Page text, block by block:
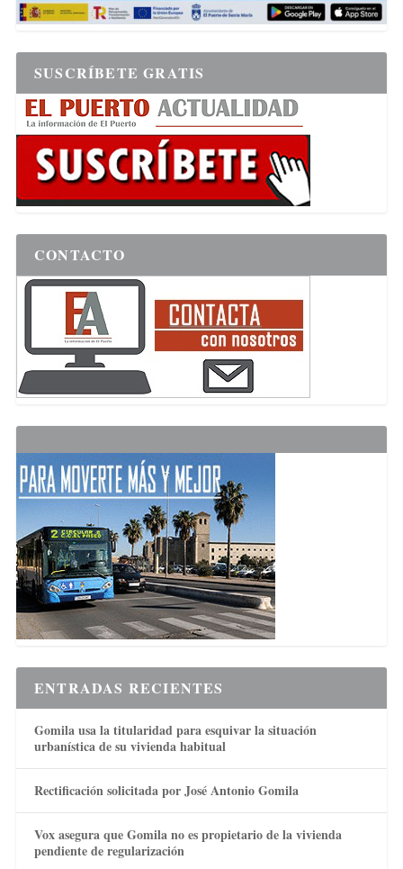
SUSCRÍBETE GRATIS
CONTACTO
ENTRADAS RECIENTES
Gomila usa la titularidad para esquivar la situación
urbanística de su vivienda habitual
Rectificación solicitada por José Antonio Gomila
Vox asegura que Gomila no es propietario de la vivienda
pendiente de regularización